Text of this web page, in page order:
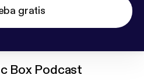
gratis
Box Podcast